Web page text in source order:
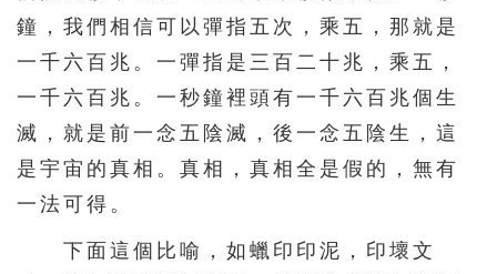
601 602 603 604 605
611 613 614 615
616 617 618 619 620
621 622 623 624 625
626
631 632 633 634 635
鐘，我們相信可以彈指五次，乘五，那就是
一千六百兆。一彈指是三百二十兆，乘五，
一千六百兆。一秒鐘裡頭有一千六百兆個生
滅，就是前一念五陰滅，後一念五陰生，這
是宇宙的真相。真相，真相全是假的，無有
一法可得。
下面這個比喻，如蠟印印泥，印壞文